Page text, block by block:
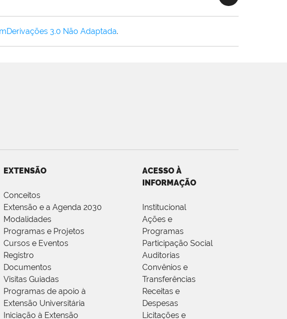
3.0 Não Adaptada.
EXTENSÃO
Conceitos
Extensão e a Agenda 2030
Modalidades
Programas e Projetos
Cursos e Eventos
Registro
Documentos
Visitas Guiadas
Programas de apoio à
Extensão Universitária
Iniciação à Extensão
ACESSO À
INFORMAÇÃO
Institucional
Ações e
Programas
Participação Social
Auditorias
Convênios e
Transferências
Receitas e
Despesas
Licitações e